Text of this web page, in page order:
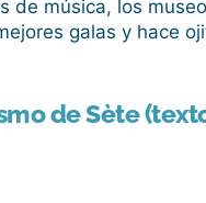
música, los
galas y hace
de Sète